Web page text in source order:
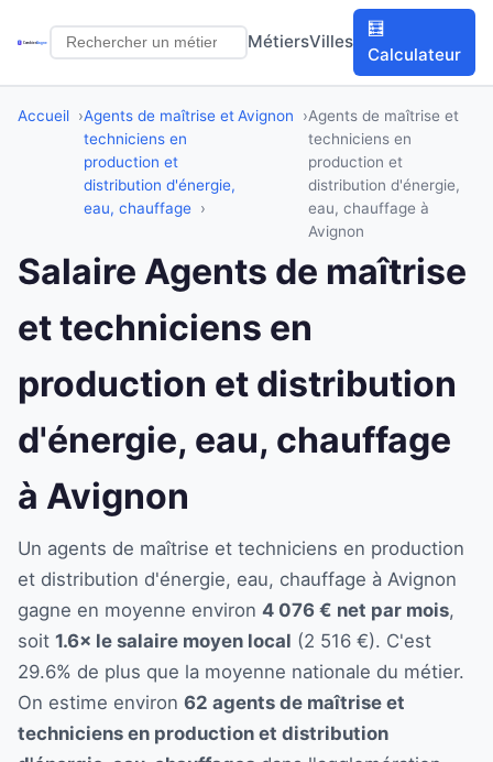
MétiersVilles
🧮
Calculateur
Accueil
Agents de maîtrise et
techniciens en
production et
distribution d'énergie,
eau, chauffage
Avignon
Agents de maîtrise et
techniciens en
production et
distribution d'énergie,
eau, chauffage à
Avignon
Salaire Agents de maîtrise
et techniciens en
production et distribution
d'énergie, eau, chauffage
à Avignon
Un agents de maîtrise et techniciens en production
et distribution d'énergie, eau, chauffage à Avignon
gagne en moyenne environ 4 076 € net par mois,
soit 1.6× le salaire moyen local (2 516 €). C'est
29.6% de plus que la moyenne nationale du métier.
On estime environ 62 agents de maîtrise et
techniciens en production et distribution